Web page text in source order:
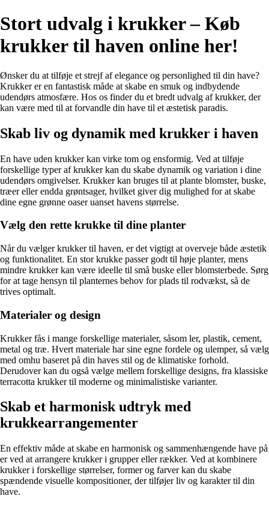
Stort udvalg i krukker – Køb
krukker til haven online her!
Ønsker du at tilføje et strejf af elegance og personlighed til din have?
Krukker er en fantastisk måde at skabe en smuk og indbydende
udendørs atmosfære. Hos os finder du et bredt udvalg af krukker, der
kan være med til at forvandle din have til et æstetisk paradis.
Skab liv og dynamik med krukker i haven
En have uden krukker kan virke tom og ensformig. Ved at tilføje
forskellige typer af krukker kan du skabe dynamik og variation i dine
udendørs omgivelser. Krukker kan bruges til at plante blomster, buske,
træer eller endda grøntsager, hvilket giver dig mulighed for at skabe
dine egne grønne oaser uanset havens størrelse.
Vælg den rette krukke til dine planter
Når du vælger krukker til haven, er det vigtigt at overveje både æstetik
og funktionalitet. En stor krukke passer godt til høje planter, mens
mindre krukker kan være ideelle til små buske eller blomsterbede. Sørg
for at tage hensyn til planternes behov for plads til rodvækst, så de
trives optimalt.
Materialer og design
Krukker fås i mange forskellige materialer, såsom ler, plastik, cement,
metal og træ. Hvert materiale har sine egne fordele og ulemper, så vælg
med omhu baseret på din haves stil og de klimatiske forhold.
Derudover kan du også vælge mellem forskellige designs, fra klassiske
terracotta krukker til moderne og minimalistiske varianter.
Skab et harmonisk udtryk med
krukkearrangementer
En effektiv måde at skabe en harmonisk og sammenhængende have på
er ved at arrangere krukker i grupper eller rækker. Ved at kombinere
krukker i forskellige størrelser, former og farver kan du skabe
spændende visuelle kompositioner, der tilføjer liv og karakter til din
have.